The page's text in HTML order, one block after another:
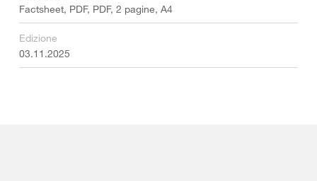
Factsheet, PDF, PDF, 2 pagine, A4
Edizione
03.11.2025